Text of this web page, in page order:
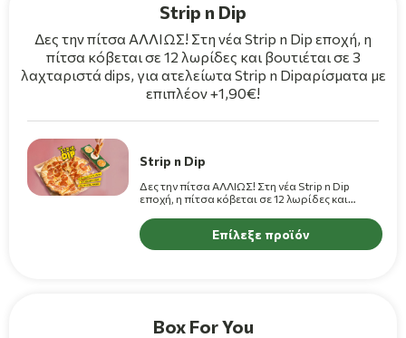
Strip n Dip
Δες την πίτσα ΑΛΛΙΩΣ! Στη νέα Strip n Dip εποχή, η
πίτσα κόβεται σε 12 λωρίδες και βουτιέται σε 3
λαχταριστά dips, για ατελείωτα Strip n Dipαρίσματα με
επιπλέον +1,90€!
Strip n Dip
Δες την πίτσα ΑΛΛΙΩΣ! Στη νέα Strip n Dip
εποχή, η πίτσα κόβεται σε 12 λωρίδες και
Strip n Dipαρίσματα με επιπλέον +1,90€!
(+1,10€ για πίτσες Premium)
Επίλεξε προϊόν
Box For You